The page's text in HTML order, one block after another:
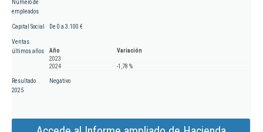
Número de
empleados
Capital Social De 0 a 3.100 €
Ventas
últimos años
Año
Variación
2023
2024
-1,78 %
Resultado
2025
Negativo